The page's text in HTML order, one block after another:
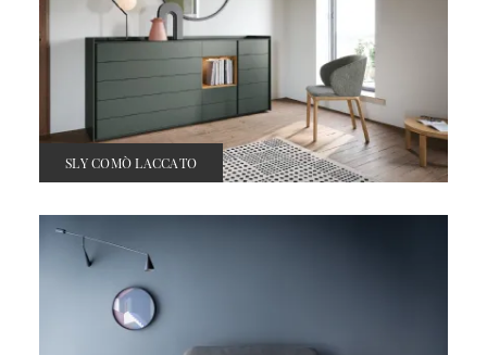
SLY COMÒ LACCATO